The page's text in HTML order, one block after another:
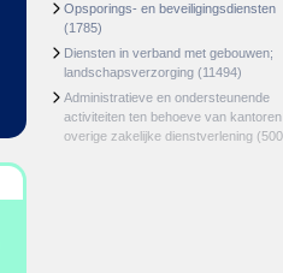
Opsporings- en beveiligingsdiensten
(1785)
Diensten in verband met gebouwen;
landschapsverzorging (11494)
Administratieve en ondersteunende
activiteiten ten behoeve van
overige zakelijke dienstverlening